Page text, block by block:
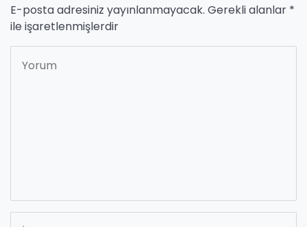
E-posta adresiniz yayınlanmayacak. Gerekli alanlar *
ile işaretlenmişlerdir